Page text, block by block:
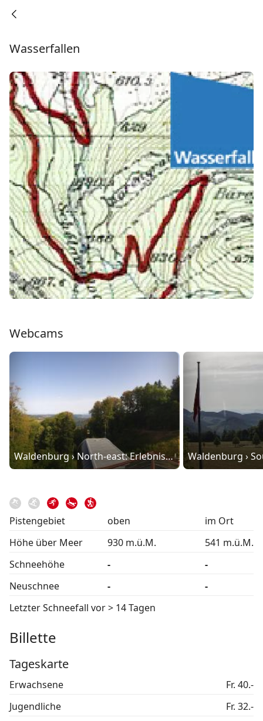
Wasserfallen
Webcams
Waldenburg › North-east: Erlebnisspielplatz Wasserfallen
Pistengebiet oben
im Ort
Höhe über Meer
930 m.ü.M.
541 m.ü.M.
Schneehöhe
-
-
Neuschnee
-
-
Letzter Schneefall vor > 14 Tagen
Billette
Tageskarte
Erwachsene
Fr. 40.-
Jugendliche
Fr. 32.-